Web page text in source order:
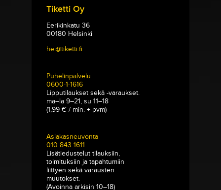
Tiketti Oy
Eerikinkatu 36
00180 Helsinki
hei@tiketti.fi
Puhelinpalvelu
0600-1-1616
Lipputilaukset sekä -varaukset.
ma–la 9–21, su 11–18
(1,99 € / min. + pvm)
Asiakasneuvonta
010 843 1611
Lisätiedustelut tilauksiin,
toimituksiin ja tapahtumiin
liittyen sekä varausten
muutokset.
(Avoinna arkisin 10–18)